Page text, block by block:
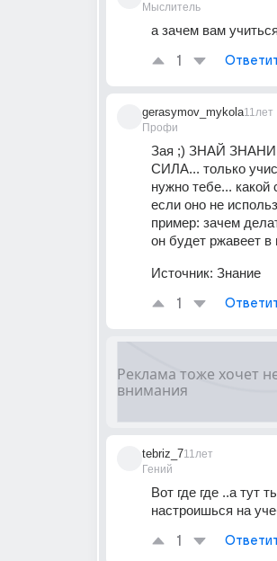
Мыслитель
а зачем вам
1
gerasymov_mykola
Профи
11лет
Зая ;) ЗНАЙ
СИЛА... только
нужно тебе...
если оно не
пример: зачем
он будет ржавеет в
Источник: Знание
1
tebriz_7
Гений
11лет
Вот где где ..а тут
настроишься на
1